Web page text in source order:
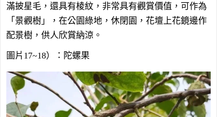
滿披星毛，還具有棱紋，非常具有觀賞價值，可作為
「景觀樹」，在公園綠地，休閉園，花壇上花鏡邊作
配景樹，供人欣賞納涼。
圖片17~18）：陀螺果